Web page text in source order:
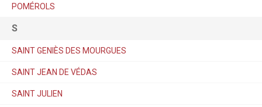
POMÉROLS
S
SAINT GENIÈS DES MOURGUES
SAINT JEAN DE VÉDAS
SAINT JULIEN